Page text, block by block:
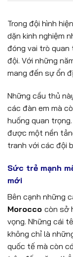
Trong đội hình
dặn kinh nghiệm
đóng vai trò quan
đội. Với những
mang đến sự ổn
Những cầu thủ
các đàn em mà
huống quan
được một nền
tranh với các đội
Sức trẻ mạnh
mới
Bên cạnh những
Morocco còn sở
vọng. Những cái
không chỉ là
quốc tế mà còn